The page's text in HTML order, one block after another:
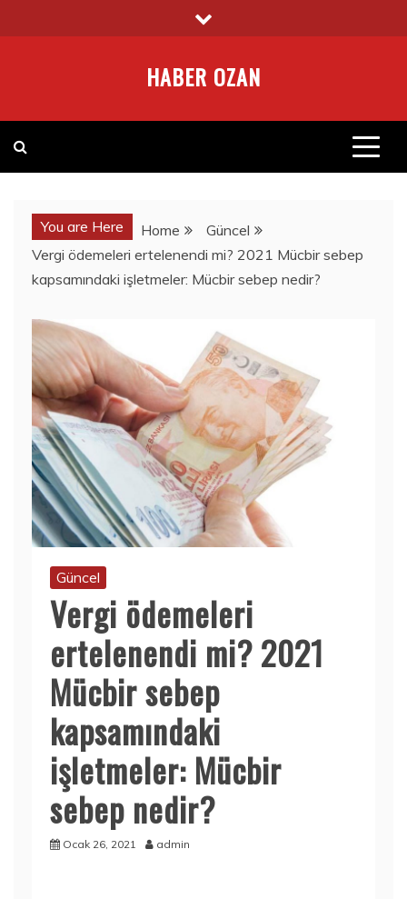
to
HABER OZAN
You are Here Home
Güncel
Vergi ödemeleri ertelenendi mi? 2021 Mücbir sebep
kapsamındaki işletmeler: Mücbir sebep nedir?
Güncel
Vergi ödemeleri
ertelenendi mi? 2021
Mücbir sebep
kapsamındaki
işletmeler: Mücbir
sebep nedir?
Ocak 26, 2021 admin